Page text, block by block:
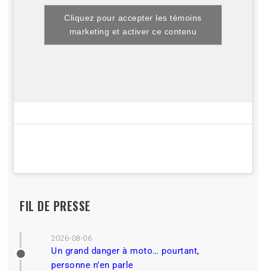
Cliquez pour accepter les témoins
marketing et activer ce contenu
FIL DE PRESSE
2026-08-06
Un grand danger à moto… pourtant,
personne n’en parle